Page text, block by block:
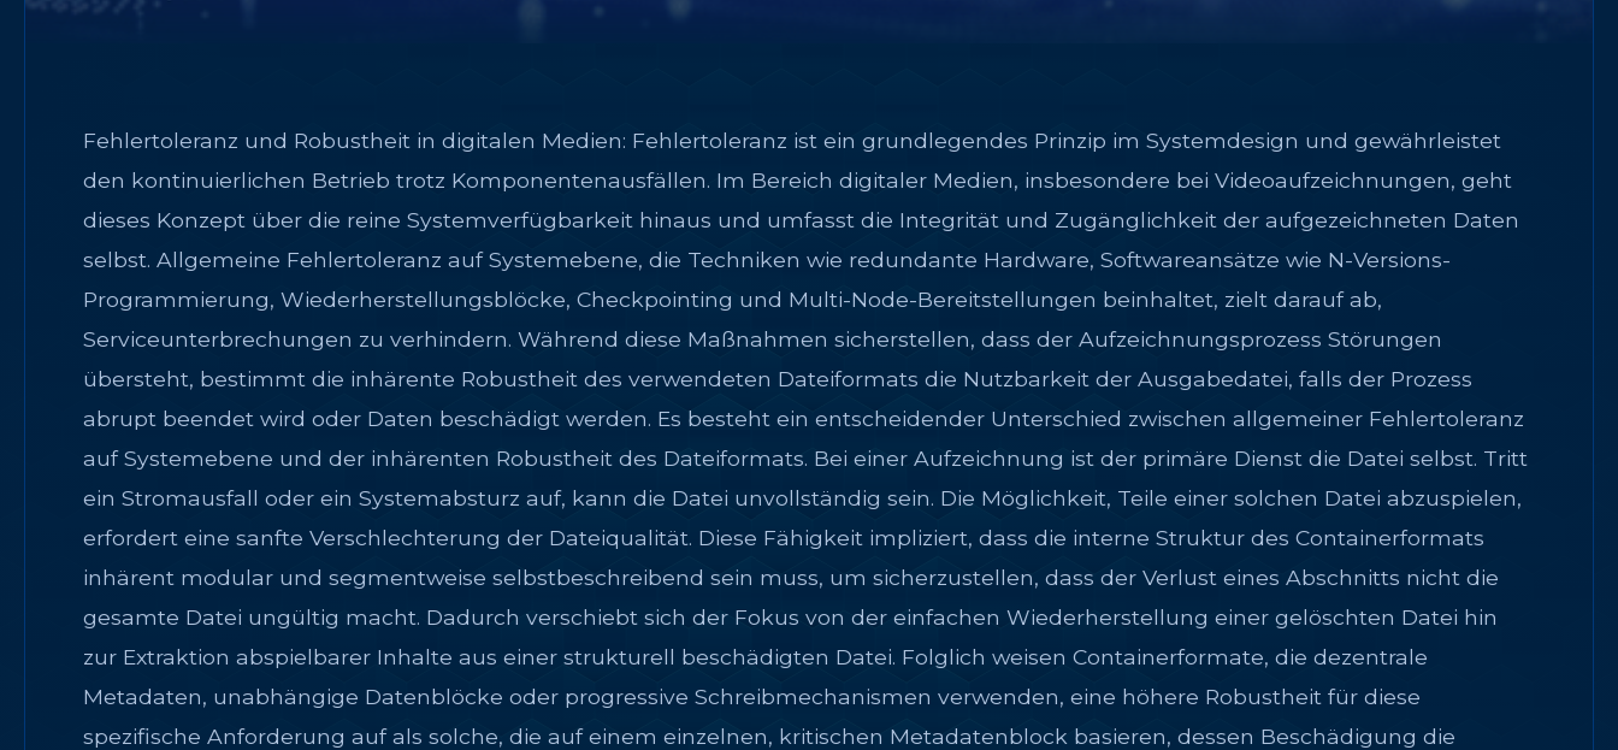
Fehlertoleranz und Robustheit in digitalen Medien: Fehlertoleranz ist ein grundlegendes Prinzip im Systemdesign und gewährleistet
den kontinuierlichen Betrieb trotz Komponentenausfällen. Im Bereich digitaler Medien, insbesondere bei Videoaufzeichnungen, geht
dieses Konzept über die reine Systemverfügbarkeit hinaus und umfasst die Integrität und Zugänglichkeit der aufgezeichneten Daten
selbst. Allgemeine Fehlertoleranz auf Systemebene, die Techniken wie redundante Hardware, Softwareansätze wie N-Versions-
Programmierung, Wiederherstellungsblöcke, Checkpointing und Multi-Node-Bereitstellungen beinhaltet, zielt darauf ab,
Serviceunterbrechungen zu verhindern. Während diese Maßnahmen sicherstellen, dass der Aufzeichnungsprozess Störungen
übersteht, bestimmt die inhärente Robustheit des verwendeten Dateiformats die Nutzbarkeit der Ausgabedatei, falls der Prozess
abrupt beendet wird oder Daten beschädigt werden. Es besteht ein entscheidender Unterschied zwischen allgemeiner Fehlertoleranz
auf Systemebene und der inhärenten Robustheit des Dateiformats. Bei einer Aufzeichnung ist der primäre Dienst die Datei selbst. Tritt
ein Stromausfall oder ein Systemabsturz auf, kann die Datei unvollständig sein. Die Möglichkeit, Teile einer solchen Datei abzuspielen,
erfordert eine sanfte Verschlechterung der Dateiqualität. Diese Fähigkeit impliziert, dass die interne Struktur des Containerformats
inhärent modular und segmentweise selbstbeschreibend sein muss, um sicherzustellen, dass der Verlust eines Abschnitts nicht die
gesamte Datei ungültig macht. Dadurch verschiebt sich der Fokus von der einfachen Wiederherstellung einer gelöschten Datei hin
zur Extraktion abspielbarer Inhalte aus einer strukturell beschädigten Datei. Folglich weisen Containerformate, die dezentrale
Metadaten, unabhängige Datenblöcke oder progressive Schreibmechanismen verwenden, eine höhere Robustheit für diese
spezifische Anforderung auf als solche, die auf einem einzelnen, kritischen Metadatenblock basieren, dessen Beschädigung die